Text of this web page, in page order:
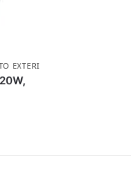
EXTERIOR